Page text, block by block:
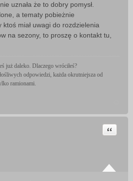
uznała że to dobry pomysł.
a tematy pobieżnie
miał uwagi do rozdzielenia
na sezony, to proszę o kontakt tu,
już daleko. Dlaczego wróciłeś?
odpowiedzi, każda okrutniejsza od
ramionami.
Cytuj